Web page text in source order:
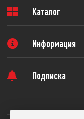
Каталог
Информация
Подписка